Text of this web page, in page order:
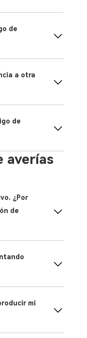
de
a otra
de
averías
¿Por
de
mi